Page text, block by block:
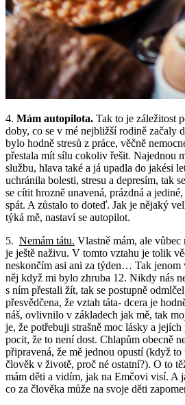
4. Mám autopilota. Tak to je záležitost
doby, co se v mé nejbližší rodině začaly
bylo hodně stresů z práce, věčně
přestala mít sílu cokoliv řešit. Najednou
službu, hlava také a já upadla do jakési
uchránila bolesti, stresu a depresím, tak
se cítit hrozně unavená, prázdná a
spát. A zůstalo to doteď. Jak je nějaký
týká mě, nastaví se autopilot.
5. Nemám tátu. Vlastně mám, ale vůbec
je ještě naživu. V tomto vztahu je tolik
neskončím asi ani za týden… Tak jenom
něj když mi bylo zhruba 12. Nikdy nás
s ním přestali žít, tak se postupně
přesvědčena, že vztah táta- dcera je
náš, ovlivnilo v základech jak mě, tak
je, že potřebuji strašně moc lásky a
pocit, že to není dost. Chlapům obecně
připravená, že mě jednou opustí (když
člověk v životě, proč né ostatní?). O to
mám děti a vidím, jak na Emčovi visí. A
co za člověka může na svoje děti